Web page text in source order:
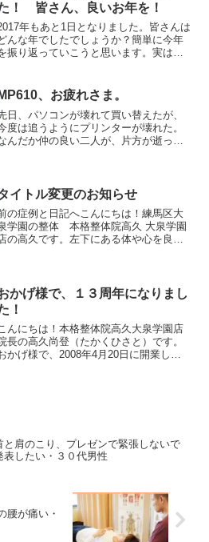
！ 皆さん、良いお年を！
年もあと1日となりました。皆さんは
んな年でしたでしょうか？簡単に今年
振り返っていこうと思います。実は、
です。慌ただしく歩いている人たちが
多く、ゆっくり...
MP610、お疲れさま。
日、パソコンが壊れて買い替えたが、
度は追うようにプリンターが壊れた。
んだか仲の良い二人が、片方が逝って
ると、字がかすれて...
イトル変更のお知らせ
の症例と日記へこんにちは！練馬区大
学園の整体 本格整体院高久 大泉学園
の高久です。左下にある体や心を良く
ヒント』に変更いたし...
かげ様で、１３周年になりまし
！
んにちは！本格整体院高久大泉学園店
長の高久尚登（たかくひさと）です。
かげ様で、2008年4月20日に開業し
と肩のこり、プレゼンで緊張しないで
表したい・３０代男性
腰が痛い・